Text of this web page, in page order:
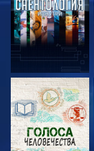
СМОТРЕТЬ
ПЕРЕДАЧИ